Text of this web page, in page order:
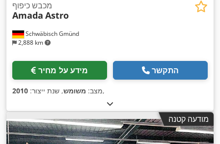
Schwäbisch Gmünd
2,888 km
מכבש כיפוף
Amada Astro
מידע על מחיר התקשר
מצב: משומש, שנת ייצור: 2010 ,
מודעה קטנה